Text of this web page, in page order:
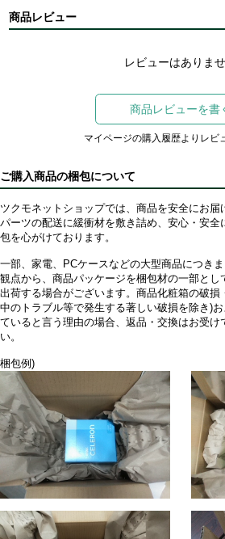
商品レビュー
レビューはありま
商品レビューを書
マイページの購入履歴よりレビ
ご購入商品の梱包について
ツクモネットショップでは、商品を安全にお
パーツの配送に緩衝材を敷き詰め、安心・安全
包を心がけております。
一部、家電、PCケースなどの大型商品につき
観点から、商品パッケージを梱包材の一部とし
出荷する場合がございます。商品化粧箱の破損
中のトラブル等で発生する著しい破損を除き)
ていると言う理由の場合、返品・交換はお受け
い。
梱包例)